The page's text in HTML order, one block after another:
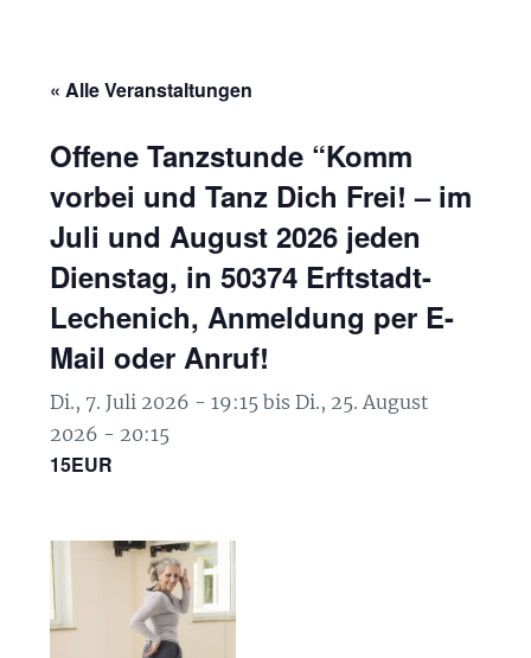
« Alle Veranstaltungen
Offene Tanzstunde “Komm
vorbei und Tanz Dich Frei! – im
Juli und August 2026 jeden
Dienstag, in 50374 Erftstadt-
Lechenich, Anmeldung per E-
Mail oder Anruf!
Di., 7. Juli 2026 - 19:15 bis Di., 25. August
2026 - 20:15
15EUR